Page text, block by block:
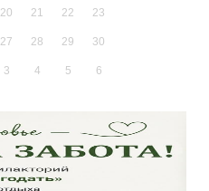
20 21 22 23
27 28 29 30
3 4 5 6